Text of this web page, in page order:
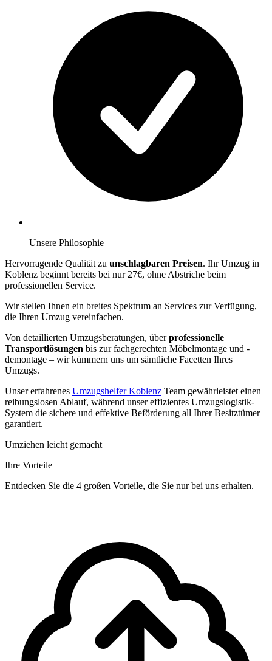
Unsere Philosophie
Hervorragende Qualität zu unschlagbaren Preisen. Ihr Umzug in
Koblenz beginnt bereits bei nur 27€, ohne Abstriche beim
professionellen Service.
Wir stellen Ihnen ein breites Spektrum an Services zur Verfügung,
die Ihren Umzug vereinfachen.
Von detaillierten Umzugsberatungen, überprofessionelle
Transportlösungen bis zur fachgerechten Möbelmontage und -
demontage – wir kümmern uns um sämtliche Facetten Ihres
Umzugs.
Unser erfahrenes Umzugshelfer Koblenz Team gewährleistet einen
reibungslosen Ablauf, während unser effizientes Umzugslogistik-
System die sichere und effektive Beförderung all Ihrer Besitztümer
garantiert.
Umziehen leicht gemacht
Ihre Vorteile
Entdecken Sie die 4 großen Vorteile, die Sie nur bei uns erhalten.